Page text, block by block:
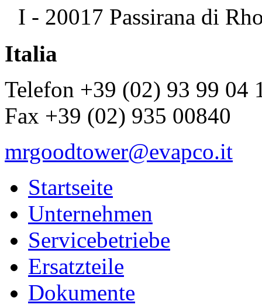
I - 20017 Passirana di
Italia
Telefon +39 (02) 93 99 04
Fax +39 (02) 935 00840
mrgoodtower@evapco.it
Startseite
Unternehmen
Servicebetriebe
Ersatzteile
Dokumente